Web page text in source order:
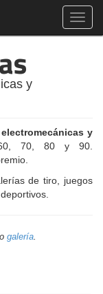
y
electromecánicas y
70, 80 y 90.
de tiro, juegos
galería.